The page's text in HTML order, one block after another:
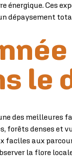
énergique. Ces
dépaysement
le
des meilleures
forêts denses et
aux
la flore